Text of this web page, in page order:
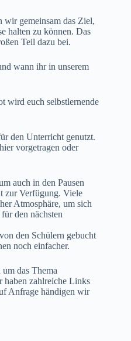
wir gemeinsam das Ziel,
halten zu können. Das
Teil dazu bei.
wann ihr in unserem
wird euch selbstlernende
den Unterricht genutzt.
vorgetragen oder
auch in den Pausen
zur Verfügung. Viele
Atmosphäre, um sich
den nächsten
den Schülern gebucht
noch einfacher.
das Thema
zahlreiche Links
Anfrage händigen wir